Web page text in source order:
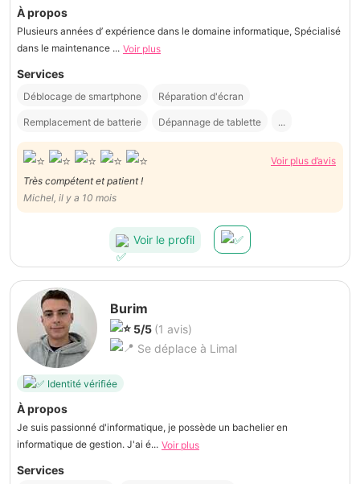
À propos
Plusieurs années d’ expérience dans le domaine informatique, Spécialisé
dans le maintenance ... Voir plus
Services
Déblocage de smartphone Réparation d'écran
Remplacement de batterie Dépannage de tablette ...
Voir plus d’avis
Très compétent et patient !
Michel, il y a 10 mois
Voir le profil
Burim
5/5 (1 avis)
Se déplace à Limal
Identité vérifiée
À propos
Je suis passionné d'informatique, je possède un bachelier en
informatique de gestion. J'ai é... Voir plus
Services